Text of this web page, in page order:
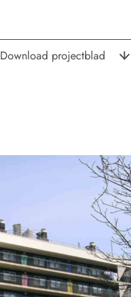
Download projectblad